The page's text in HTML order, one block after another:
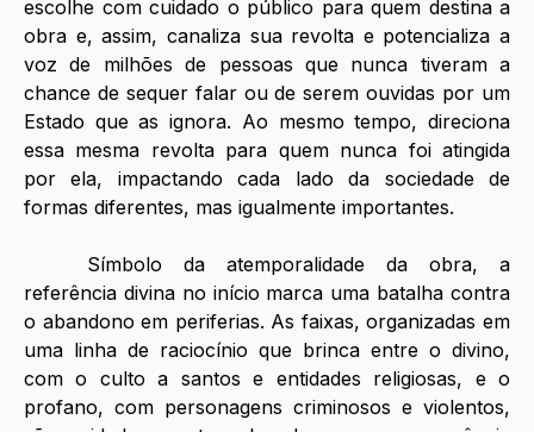
escolhe com cuidado o público para quem destina a
obra e, assim, canaliza sua revolta e potencializa a
voz de milhões de pessoas que nunca tiveram a
chance de sequer falar ou de serem ouvidas por um
Estado que as ignora. Ao mesmo tempo, direciona
essa mesma revolta para quem nunca foi atingida
por ela, impactando cada lado da sociedade de
formas diferentes, mas igualmente importantes.
referência divina no início marca uma batalha contra
o abandono em periferias. As faixas, organizadas em
uma linha de raciocínio que brinca entre o divino,
com o culto a santos e entidades religiosas, e o
profano, com personagens criminosos e violentos,